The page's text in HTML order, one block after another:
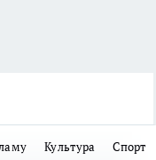
Культура Спорт